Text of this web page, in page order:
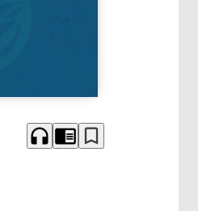
headphones chrome_reader_mode bookmark_border